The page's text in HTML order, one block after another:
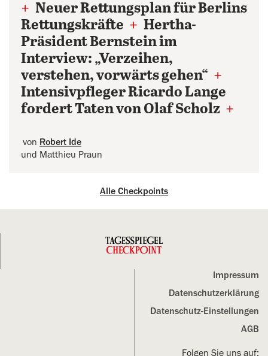
+ Neuer Rettungsplan für Berlins
Rettungskräfte + Hertha-
Präsident Bernstein im
Interview: „Verzeihen,
verstehen, vorwärts gehen“ +
Intensivpfleger Ricardo Lange
fordert Taten von Olaf Scholz +
von Robert Ide
und Matthieu Praun
Alle Checkpoints
Impressum
Datenschutz­erklärung
Datenschutz-Einstellungen
AGB
Folgen Sie uns auf: